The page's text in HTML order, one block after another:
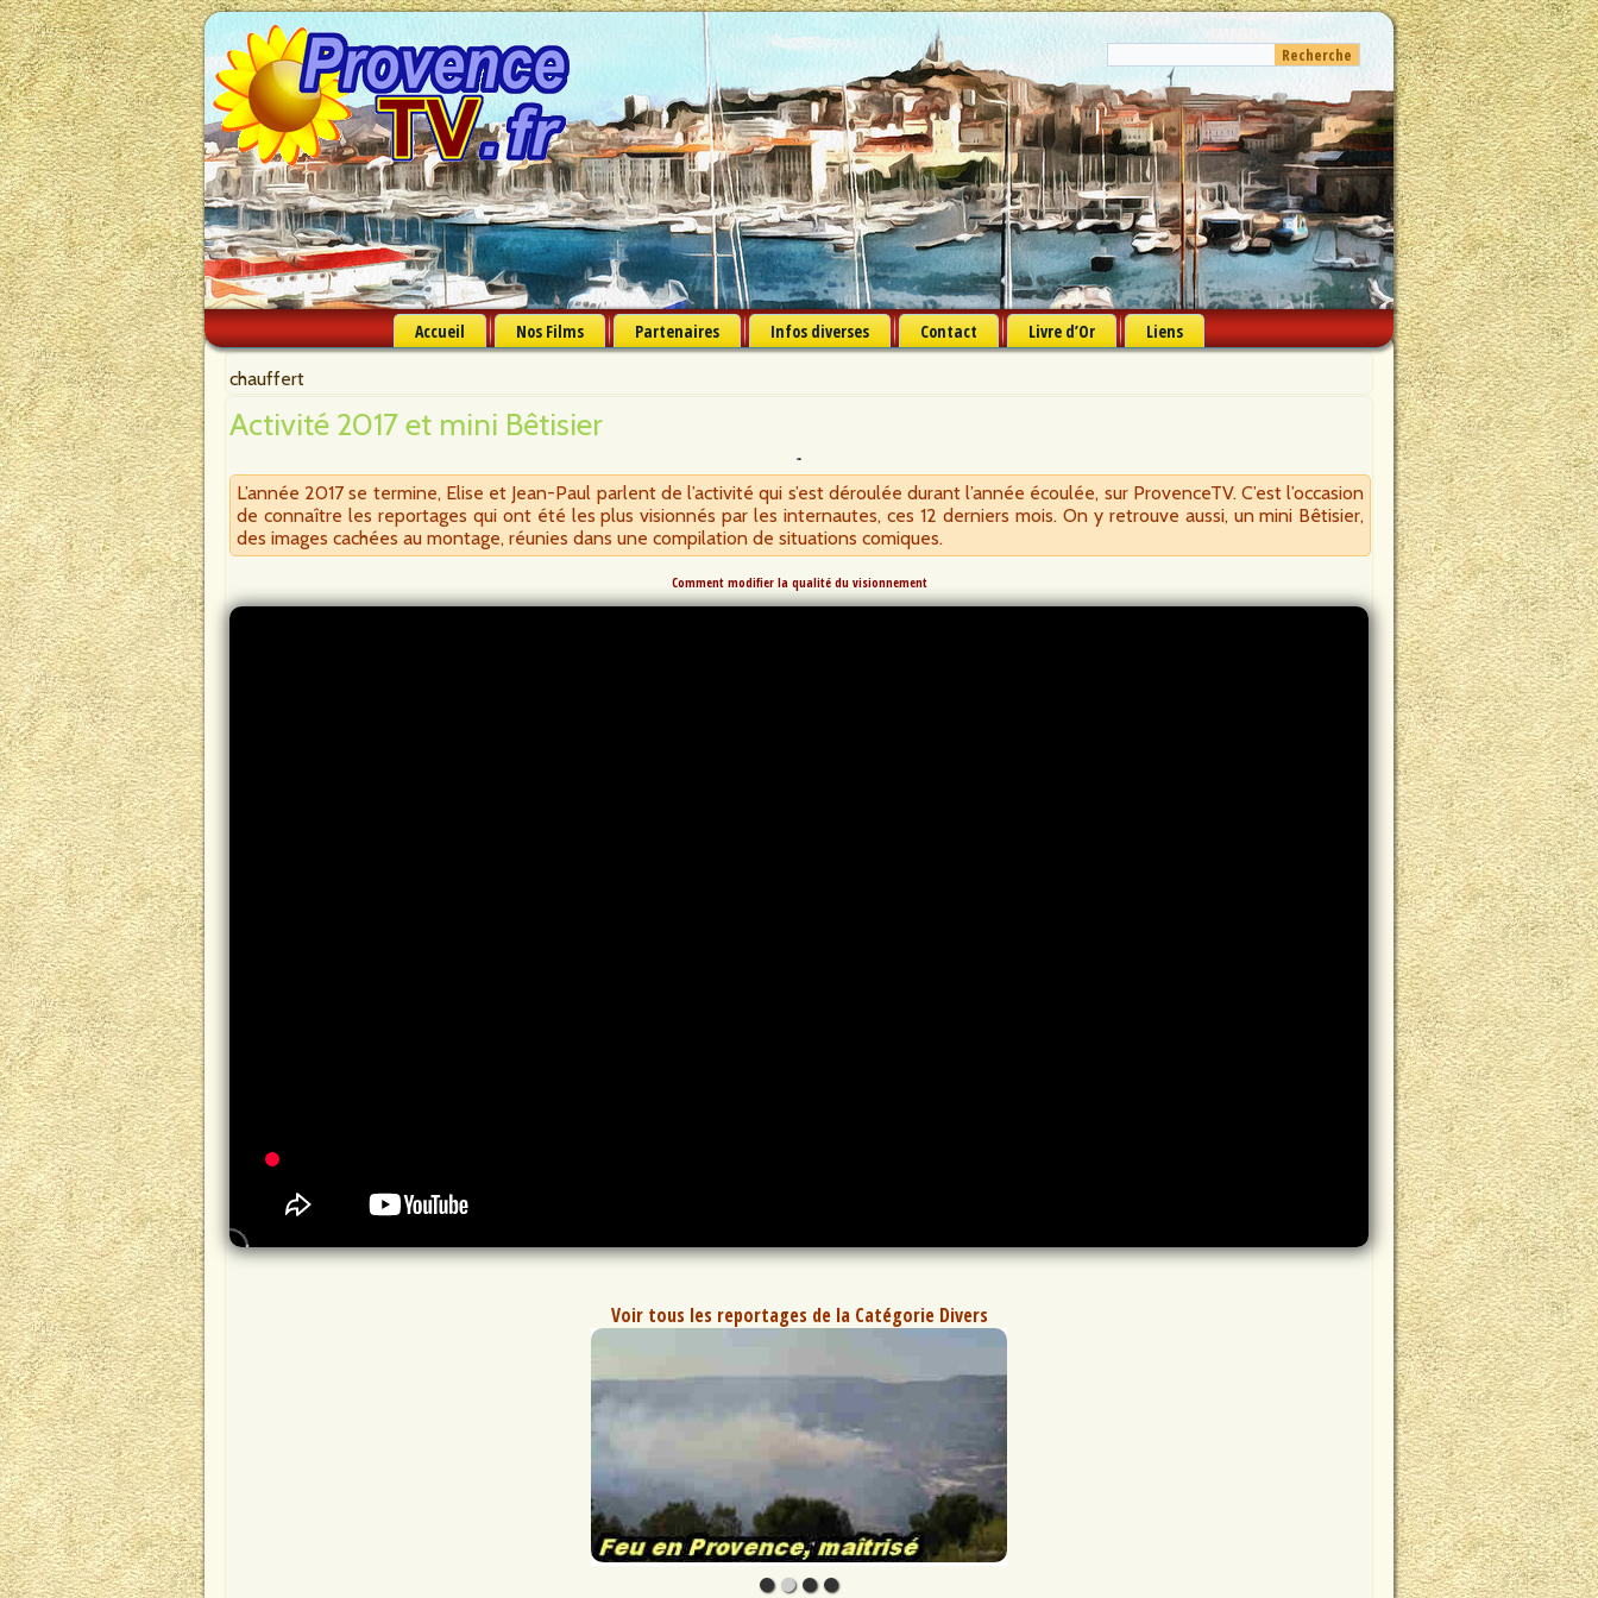
Accueil Nos Films Partenaires Infos diverses Contact Livre d’Or Liens
chauffert
Activité 2017 et mini Bêtisier
L’année 2017 se termine, Elise et Jean-Paul parlent de l’activité qui s’est déroulée durant l’année écoulée, sur ProvenceTV. C’est l’occasion
de connaître les reportages qui ont été les plus visionnés par les internautes, ces 12 derniers mois. On y retrouve aussi, un mini Bêtisier,
des images cachées au montage, réunies dans une compilation de situations comiques.
Comment modifier la qualité du visionnement
Voir tous les reportages de la Catégorie Divers